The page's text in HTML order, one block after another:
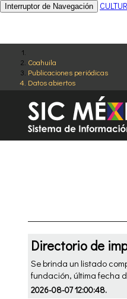
Coahuila
Publicaciones periódicas
Datos abiertos
Interruptor de Navegación
Directorio de
Se brinda un listado
fundación, última fecha
2026-08-07 12:00:48.